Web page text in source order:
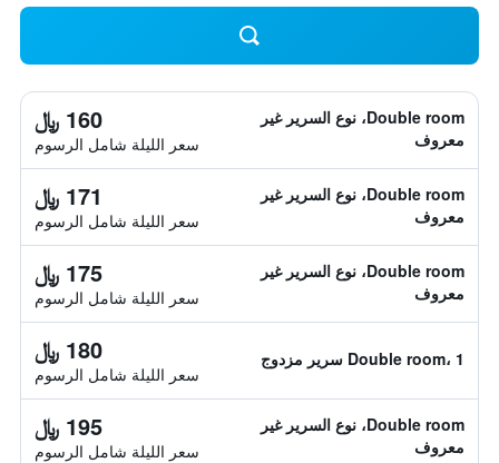
Double room، نوع السرير غير
معروف
160 ﷼
سعر الليلة شامل الرسوم
Double room، نوع السرير غير
معروف
171 ﷼
سعر الليلة شامل الرسوم
Double room، نوع السرير غير
معروف
175 ﷼
سعر الليلة شامل الرسوم
Double room، 1 سرير مزدوج 180 ﷼
سعر الليلة شامل الرسوم
Double room، نوع السرير غير
معروف
195 ﷼
سعر الليلة شامل الرسوم